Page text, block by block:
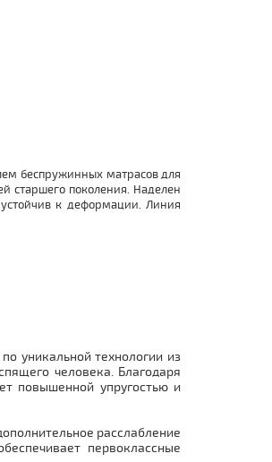
беспружинных матрасов для
старшего поколения. Наделен
к деформации. Линия
уникальной технологии из
человека. Благодаря
повышенной упругостью и
расслабление
первоклассные